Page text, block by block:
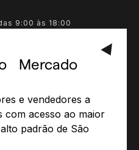
9:00 às 18:00
Mercado
e vendedores a
com acesso ao maior
padrão de São